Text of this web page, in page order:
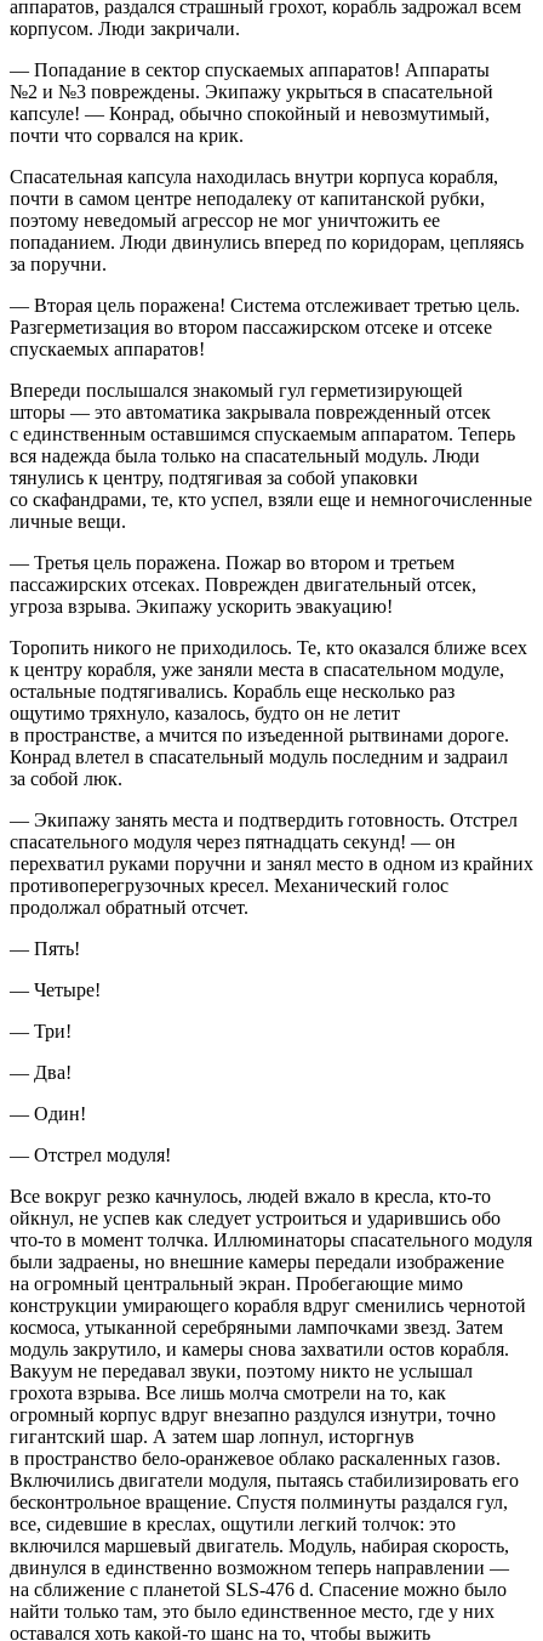
аппаратов, раздался страшный грохот, корабль задрожал всем
корпусом. Люди закричали.
— Попадание в сектор спускаемых аппаратов! Аппараты
№2 и №3 повреждены. Экипажу укрыться в спасательной
капсуле! — Конрад, обычно спокойный и невозмутимый,
почти что сорвался на крик.
Спасательная капсула находилась внутри корпуса корабля,
почти в самом центре неподалеку от капитанской рубки,
поэтому неведомый агрессор не мог уничтожить ее
попаданием. Люди двинулись вперед по коридорам, цепляясь
за поручни.
— Вторая цель поражена! Система отслеживает третью цель.
Разгерметизация во втором пассажирском отсеке и отсеке
спускаемых аппаратов!
Впереди послышался знакомый гул герметизирующей
шторы — это автоматика закрывала поврежденный отсек
с единственным оставшимся спускаемым аппаратом. Теперь
вся надежда была только на спасательный модуль. Люди
тянулись к центру, подтягивая за собой упаковки
со скафандрами, те, кто успел, взяли еще и немногочисленные
личные вещи.
— Третья цель поражена. Пожар во втором и третьем
пассажирских отсеках. Поврежден двигательный отсек,
угроза взрыва. Экипажу ускорить эвакуацию!
Торопить никого не приходилось. Те, кто оказался ближе всех
к центру корабля, уже заняли места в спасательном модуле,
остальные подтягивались. Корабль еще несколько раз
ощутимо тряхнуло, казалось, будто он не летит
в пространстве, а мчится по изъеденной рытвинами дороге.
Конрад влетел в спасательный модуль последним и задраил
за собой люк.
— Экипажу занять места и подтвердить готовность. Отстрел
спасательного модуля через пятнадцать секунд! — он
перехватил руками поручни и занял место в одном из крайних
противоперегрузочных кресел. Механический голос
продолжал обратный отсчет.
— Пять!
— Четыре!
— Три!
— Два!
— Один!
— Отстрел модуля!
Все вокруг резко качнулось, людей вжало в кресла, кто-то
ойкнул, не успев как следует устроиться и ударившись обо
что-то в момент толчка. Иллюминаторы спасательного модуля
были задраены, но внешние камеры передали изображение
на огромный центральный экран. Пробегающие мимо
конструкции умирающего корабля вдруг сменились чернотой
космоса, утыканной серебряными лампочками звезд. Затем
модуль закрутило, и камеры снова захватили остов корабля.
Вакуум не передавал звуки, поэтому никто не услышал
грохота взрыва. Все лишь молча смотрели на то, как
огромный корпус вдруг внезапно раздулся изнутри, точно
гигантский шар. А затем шар лопнул, исторгнув
в пространство бело-оранжевое облако раскаленных газов.
Включились двигатели модуля, пытаясь стабилизировать его
бесконтрольное вращение. Спустя полминуты раздался гул,
все, сидевшие в креслах, ощутили легкий толчок: это
включился маршевый двигатель. Модуль, набирая скорость,
двинулся в единственно возможном теперь направлении —
на сближение с планетой SLS-476 d. Спасение можно было
найти только там, это было единственное место, где у них
оставался хоть какой-то шанс на то, чтобы выжить